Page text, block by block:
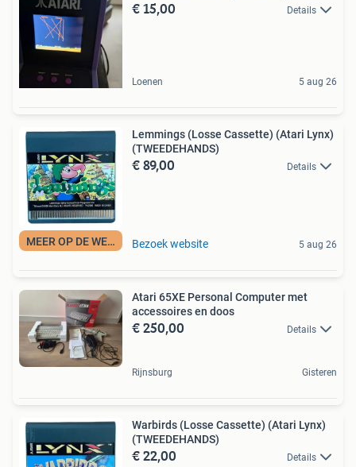
€ 15,00 Details
Loenen 5 aug 26
MEER OP DE WEBSITE
Lemmings (Losse Cassette) (Atari Lynx)
(TWEEDEHANDS)
€ 89,00 Details
Bezoek website 5 aug 26
Atari 65XE Personal Computer met
accessoires en doos
€ 250,00 Details
Rijnsburg Gisteren
Warbirds (Losse Cassette) (Atari Lynx)
(TWEEDEHANDS)
€ 22,00 Details